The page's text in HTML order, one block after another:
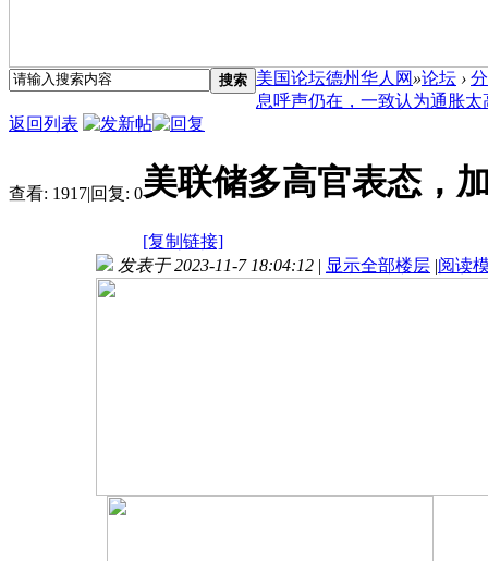
搜索 美国论坛德州华人网 »论坛 ›
息呼声仍在，一致认为通胀太
返回列表
查看: 1917|回复: 0美联储多高官表态，
[复制链接]
发表于 2023-11-7 18:04:12 | 显示全部楼层 |阅读